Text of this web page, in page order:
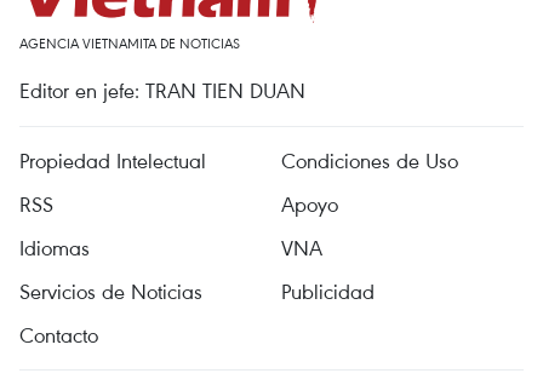
AGENCIA VIETNAMITA DE NOTICIAS
Editor en jefe: TRAN TIEN DUAN
Propiedad Intelectual
Condiciones de Uso
RSS
Apoyo
Idiomas
VNA
Servicios de Noticias
Publicidad
Contacto